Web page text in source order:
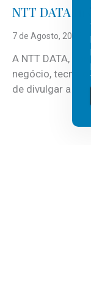
NTT DATA
7 de Agosto, 2026
A NTT DATA,
negócio,
de divulgar a